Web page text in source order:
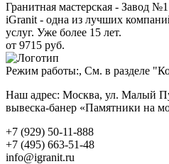
Гранитная мастерская - Завод
iGranit - одна из лучших
услуг. Уже более 15 лет.
от 9715 руб.
Режим работы:, См. в разделе
Наш адрес: Москва, ул. Малый
вывеска-банер «Памятники на
+7 (929) 50-11-888
+7 (495) 663-51-48
info@igranit.ru